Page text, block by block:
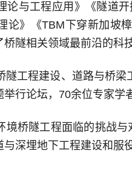
论与工程应用》《隧道
》《TBM下穿新加坡
隧相关领域最前沿的科
隧工程建设、道路与桥
行论坛，70余位专家学
境桥隧工程面临的挑战
深埋地下工程建设和服